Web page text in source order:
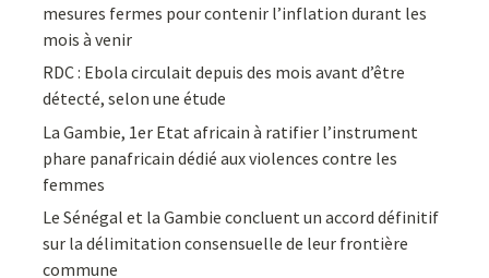
mesures fermes pour contenir l’inflation durant les
mois à venir
RDC : Ebola circulait depuis des mois avant d’être
détecté, selon une étude
La Gambie, 1er Etat africain à ratifier l’instrument
phare panafricain dédié aux violences contre les
femmes
Le Sénégal et la Gambie concluent un accord définitif
sur la délimitation consensuelle de leur frontière
commune